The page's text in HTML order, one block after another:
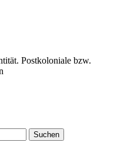
Postkoloniale bzw.